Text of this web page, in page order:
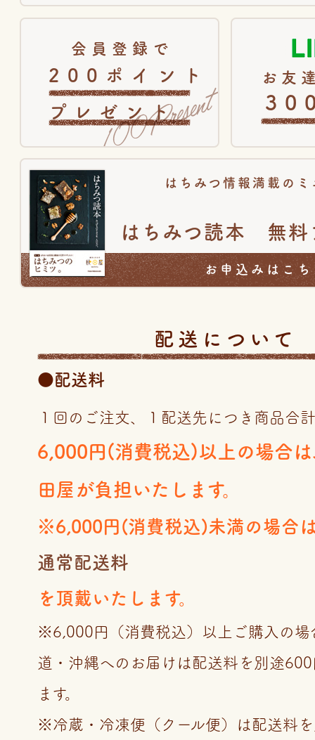
会員登録で
200ポイント
プレゼント
お友
はちみつ情報満載のミ
はちみつ読本 無料
お申込みはこ
配送について
●配送料
１回のご注文、１配送先につき商品合
6,000円(消費税込)以上の場合
田屋が負担いたします。
※6,000円(消費税込)未満の場合
通常配送料
を頂戴いたします。
※6,000円（消費税込）以上ご購入の場
道・沖縄へのお届けは配送料を別途
ます。
※冷蔵・冷凍便（クール便）は配送料